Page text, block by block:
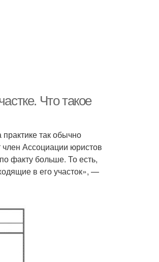
Что такое
так обычно
Ассоциации юристов
факту больше. То есть,
в его участок», —